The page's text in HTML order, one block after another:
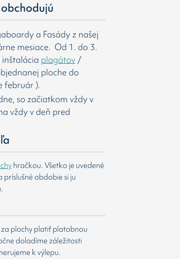
a Fasády z našej
mesiace. Od 1. do 3.
plagátov/
ploche do
február ).
so začiatkom vždy v
vždy v deň pred
hračkou. Všetko je uvedené
obdobie si ju
plochy platiť platobnou
doladíme záležitosti
k výlepu.